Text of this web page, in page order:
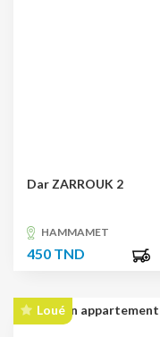
Dar ZARROUK 2
HAMMAMET
450 TND
Loué